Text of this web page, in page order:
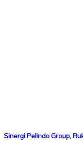
Sinergi Pelindo Group,